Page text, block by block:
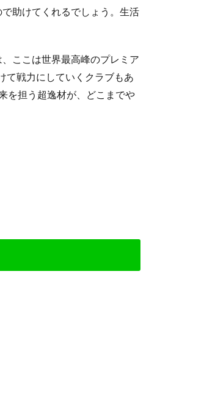
助けてくれるでしょう。生活
ここは世界最高峰のプレミア
て戦力にしていくクラブもあ
を担う超逸材が、どこまでや